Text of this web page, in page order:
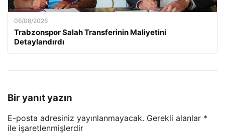
06/08/2026
Trabzonspor Salah Transferinin Maliyetini
Detaylandırdı
Bir yanıt yazın
E-posta adresiniz yayınlanmayacak. Gerekli alanlar *
ile işaretlenmişlerdir